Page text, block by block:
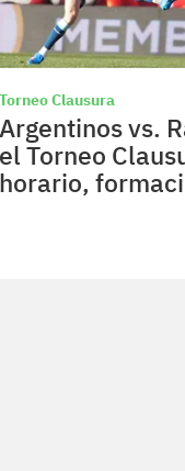
Torneo Clausura
Argentinos vs.
el Torneo
horario,